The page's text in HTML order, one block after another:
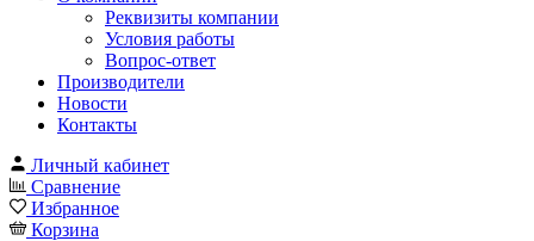
Реквизиты компании
Условия работы
Вопрос-ответ
Производители
Новости
Контакты
Личный кабинет
Сравнение
Избранное
Корзина